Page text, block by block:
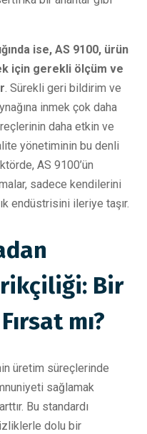
ise, AS 9100, ürün
için gerekli ölçüm ve
. Sürekli geri bildirim ve
inmek çok daha
daha etkin ve
yönetiminin bu denli
AS 9100’ün
sadece kendilerini
endüstrisini ileriye taşır.
Bir
mı?
üretim süreçlerinde
sağlamak
Bu standardı
dolu bir